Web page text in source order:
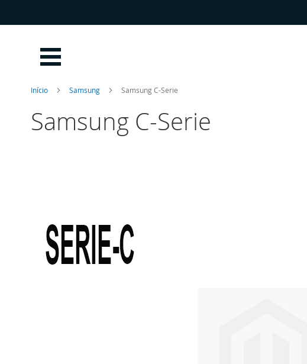
para
Conteúdo
Início Samsung Samsung C-Serie
Samsung C-Serie